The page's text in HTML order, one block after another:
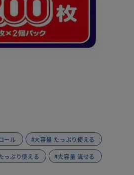
ール #大容量 たっぷり使える
っぷり使える #大容量 流せる